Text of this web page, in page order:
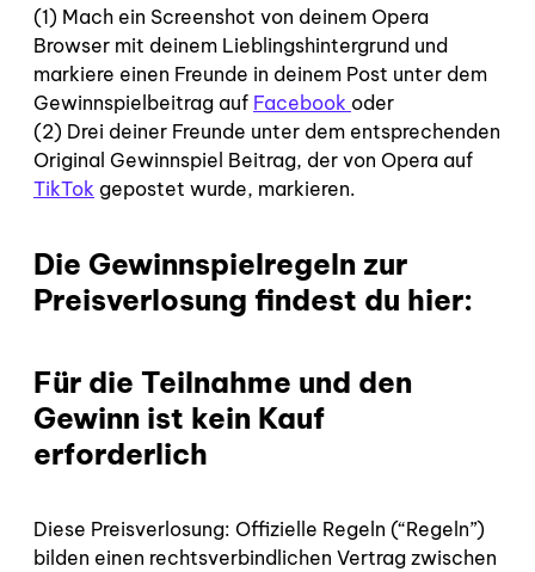
(1) Mach ein Screenshot von deinem Opera
Browser mit deinem Lieblingshintergrund und
markiere einen Freunde in deinem Post unter dem
Gewinnspielbeitrag auf Facebook oder
(2) Drei deiner Freunde unter dem entsprechenden
Original Gewinnspiel Beitrag, der von Opera auf
TikTok gepostet wurde, markieren.
Die Gewinnspielregeln zur
Preisverlosung findest du hier:
Für die Teilnahme und den
Gewinn ist kein Kauf
erforderlich
Diese Preisverlosung: Offizielle Regeln (“Regeln”)
bilden einen rechtsverbindlichen Vertrag zwischen